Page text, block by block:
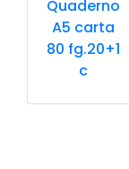
Quaderno
A5 carta
80 fg.20+1
c